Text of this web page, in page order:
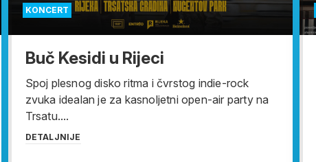
KONCERT
Buč Kesidi u Rijeci
Spoj plesnog disko ritma i čvrstog indie-rock
zvuka idealan je za kasnoljetni open-air party na
Trsatu....
DETALJNIJE